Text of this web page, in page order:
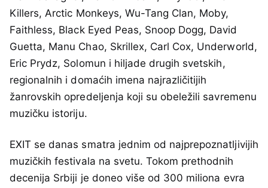
Killers, Arctic Monkeys, Wu-Tang Clan, Moby,
Faithless, Black Eyed Peas, Snoop Dogg, David
Guetta, Manu Chao, Skrillex, Carl Cox, Underworld,
Eric Prydz, Solomun i hiljade drugih svetskih,
regionalnih i domaćih imena najrazličitijih
žanrovskih opredeljenja koji su obeležili savremenu
muzičku istoriju.
EXIT se danas smatra jednim od najprepoznatljivijih
muzičkih festivala na svetu. Tokom prethodnih
decenija Srbiji je doneo više od 300 miliona evra